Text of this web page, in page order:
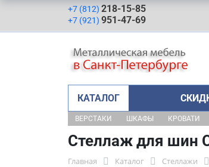
+7 (812) 218-15-85
+7 (921) 951-47-69
КАТАЛОГ
ВЕРСТАКИ ШКАФЫ КРОВАТИ
Стеллаж для шин
Главная Каталог Стеллажи